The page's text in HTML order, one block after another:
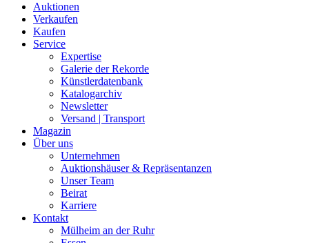
Auktionen
Verkaufen
Kaufen
Service
Expertise
Galerie der Rekorde
Künstlerdatenbank
Katalogarchiv
Newsletter
Versand | Transport
Magazin
Über uns
Unternehmen
Auktionshäuser & Repräsentanzen
Unser Team
Beirat
Karriere
Kontakt
Mülheim an der Ruhr